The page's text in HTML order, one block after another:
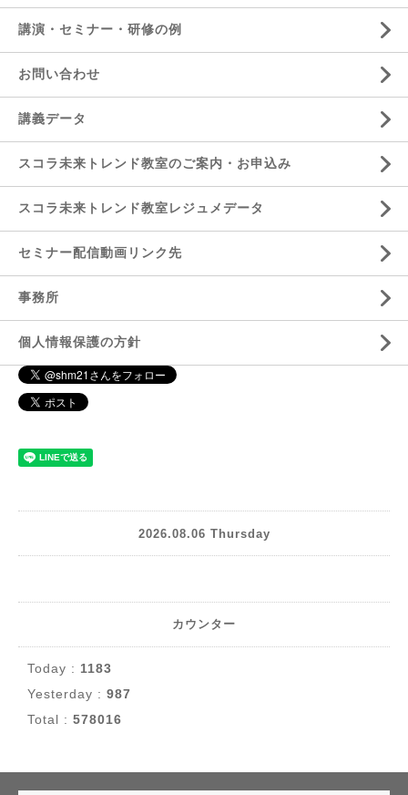
講演・セミナー・研修の例
お問い合わせ
講義データ
スコラ未来トレンド教室のご案内・お申込み
スコラ未来トレンド教室レジュメデータ
セミナー配信動画リンク先
事務所
個人情報保護の方針
2026.08.06 Thursday
カウンター
Today : 1183
Yesterday : 987
Total : 578016